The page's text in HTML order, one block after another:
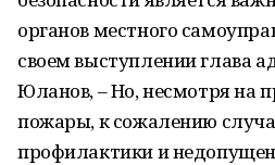
органов местного
своем выступлении глава
Юланов, – Но, несмотря на
пожары, к сожалению
профилактики и